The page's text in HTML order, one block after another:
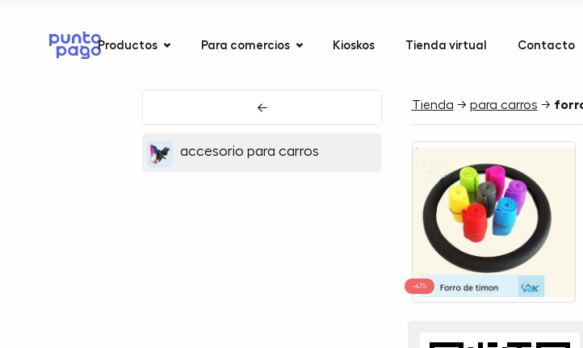
Productos Para comercios Kioskos Tienda virtual Contacto
←
accesorio para carros
Tienda → para carros →
-47%